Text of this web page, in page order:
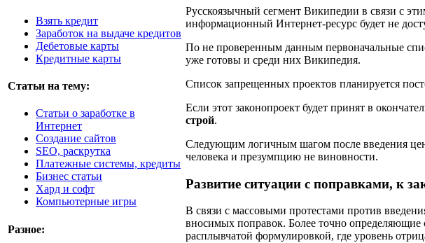
Взять кредит
Заработок на выдаче кредитов
Дебетовые карты
Кредитные карты
Статьи на тему:
Статьи о заработке в
Интернет
Создание сайтов
SEO, раскрутка
Платежные системы, кредиты
Бизнес статьи
Хард и софт
Компьютерные игры
Разное:
Русскоязычный сегмент Википедии в связи с
информационный Интернет-ресурс будет не
По не проверенным данным первоначальные
уже готовы и среди них Википедия.
Список запрещенных проектов планируется
Если этот законопроект будет принят в
строй.
Следующим логичным шагом после введения
человека и презумпцию не виновности.
Развитие ситуации с поправками, к
В связи с массовыми протестами против
вносимых поправок. Более точно определяющие
расплывчатой формулировкой, где уровень